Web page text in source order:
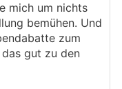
mich um nichts
bemühen. Und
zum
gut zu den